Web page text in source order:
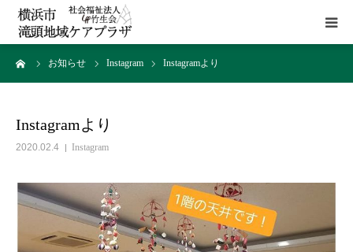
お知らせ Instagram Instagramより
Instagramより
2020.02.4 Instagram
HOME
施設概要
貸室